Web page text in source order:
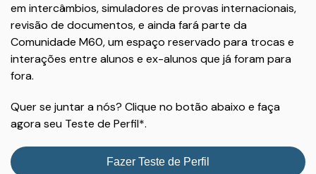
em intercâmbios, simuladores de provas internacionais,
revisão de documentos, e ainda fará parte da
Comunidade M60, um espaço reservado para trocas e
interações entre alunos e ex-alunos que já foram para
fora.
Quer se juntar a nós? Clique no botão abaixo e faça
agora seu Teste de Perfil*.
Fazer Teste de Perfil